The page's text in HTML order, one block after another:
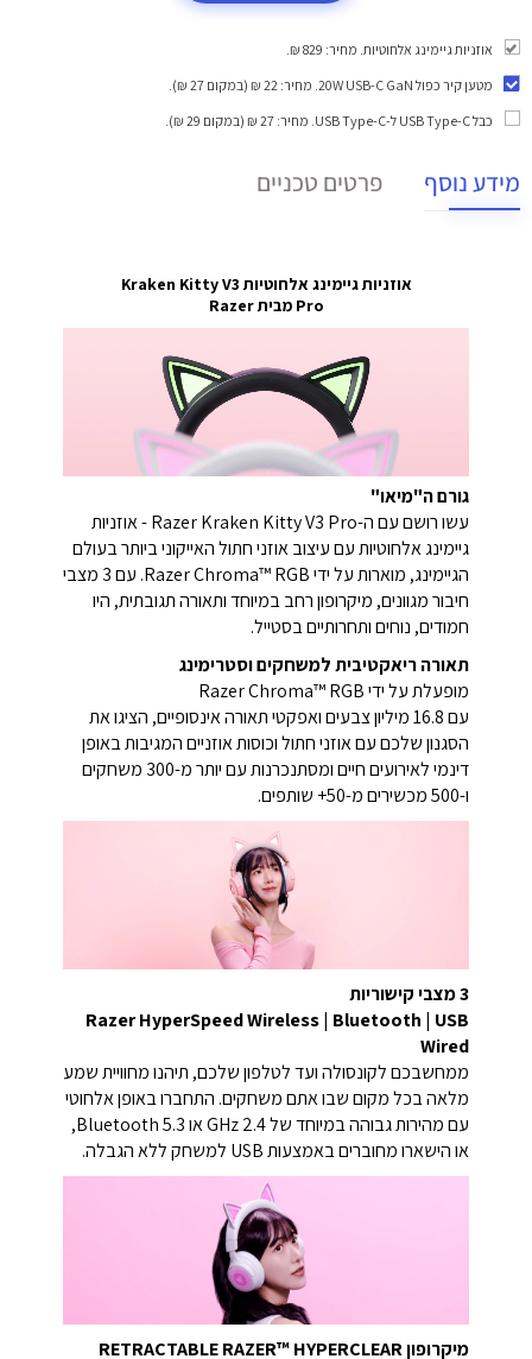
אוזניות גיימינג אלחוטיות. מחיר: 829 ₪.
מטען קיר כפול 20W USB-C GaN
. מחיר: 22 ₪ (במקום 27 ₪).
כבל USB Type-C ל-USB Type-C
. מחיר: 27 ₪ (במקום 29 ₪).
מידע נוסף פרטים טכניים
אוזניות גיימינג אלחוטיות Kraken Kitty V3
Pro מבית Razer
גורם ה"מיאו"
עשו רושם עם ה-Razer Kraken Kitty V3 Pro - אוזניות
גיימינג אלחוטיות עם עיצוב אוזני חתול האייקוני ביותר בעולם
הגיימינג, מוארות על ידי Razer Chroma™ RGB. עם 3 מצבי
חיבור מגוונים, מיקרופון רחב במיוחד ותאורה תגובתית, היו
חמודים, נוחים ותחרותיים בסטייל.
תאורה ריאקטיבית למשחקים וסטרימינג
מופעלת על ידי Razer Chroma™ RGB
עם 16.8 מיליון צבעים ואפקטי תאורה אינסופיים, הציגו את
הסגנון שלכם עם אוזני חתול וכוסות אוזניים המגיבות באופן
דינמי לאירועים חיים ומסתנכרנות עם יותר מ-300 משחקים
ו-500 מכשירים מ-50+ שותפים.
3 מצבי קישוריות
Razer HyperSpeed Wireless| Bluetooth | USB
Wired
ממחשבכם לקונסולה ועד לטלפון שלכם, תיהנו מחוויית שמע
מלאה בכל מקום שבו אתם משחקים. התחברו באופן אלחוטי
עם מהירות גבוהה במיוחד של 2.4 GHz או Bluetooth 5.3,
או הישארו מחוברים באמצעות USB למשחק ללא הגבלה.
מיקרופוןRETRACTABLE RAZER™ HYPERCLEAR